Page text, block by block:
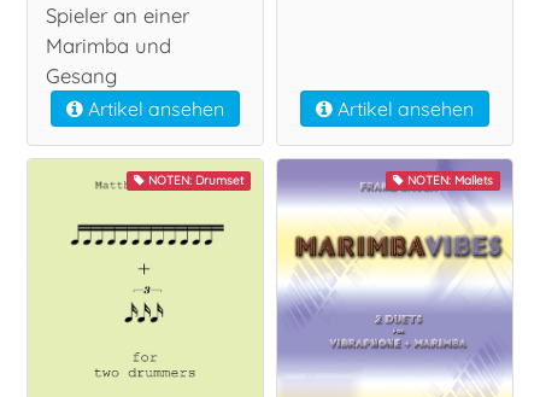
Spieler an einer
Marimba und
Gesang
Artikel ansehen Artikel ansehen
NOTEN: Drumset NOTEN: Mallets